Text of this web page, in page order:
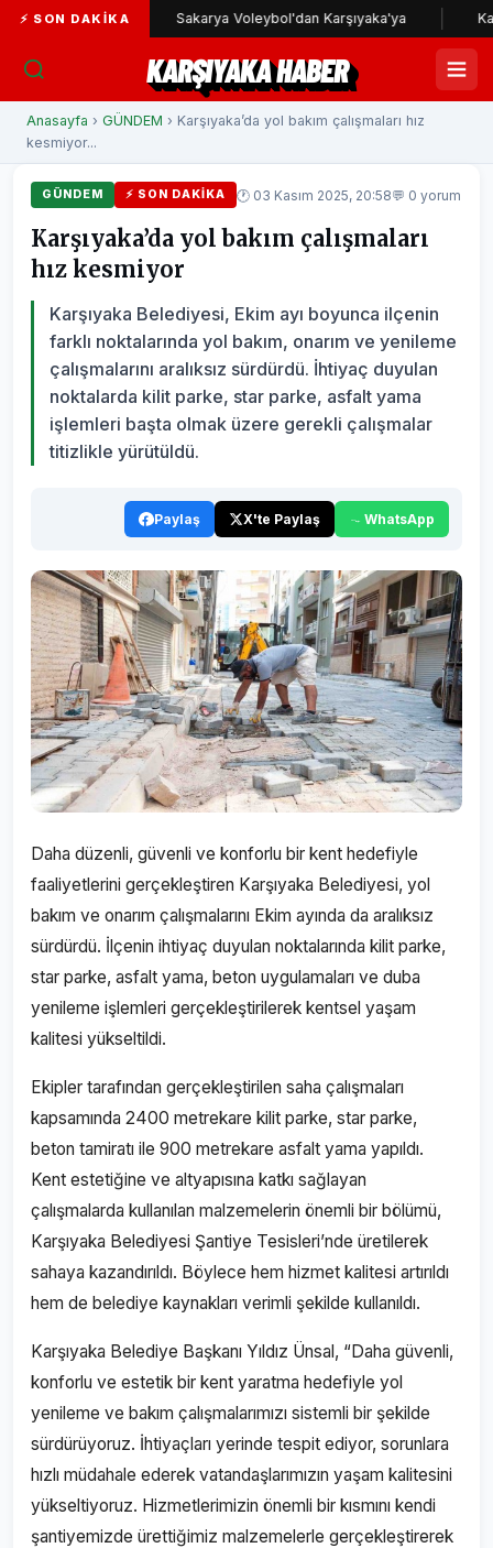
⚡ SON DAKIKASakarya Voleybol'dan Karşıyaka'ya
KARŞIYAKA HABER
Anasayfa › GÜNDEM › Karşıyaka’da yol bakım çalışmaları hız
kesmiyor...
GÜNDEM ⚡ SON DAKIKA 🕐 03 Kasım 2025, 20:58💬 0 yorum
Karşıyaka’da yol bakım çalışmaları
hız kesmiyor
Karşıyaka Belediyesi, Ekim ayı boyunca ilçenin
farklı noktalarında yol bakım, onarım ve yenileme
çalışmalarını aralıksız sürdürdü. İhtiyaç duyulan
noktalarda kilit parke, star parke, asfalt yama
işlemleri başta olmak üzere gerekli çalışmalar
titizlikle yürütüldü.
Paylaş X'te Paylaş WhatsApp
Daha düzenli, güvenli ve konforlu bir kent hedefiyle
faaliyetlerini gerçekleştiren Karşıyaka Belediyesi, yol
bakım ve onarım çalışmalarını Ekim ayında da aralıksız
sürdürdü. İlçenin ihtiyaç duyulan noktalarında kilit parke,
star parke, asfalt yama, beton uygulamaları ve duba
yenileme işlemleri gerçekleştirilerek kentsel yaşam
kalitesi yükseltildi.
Ekipler tarafından gerçekleştirilen saha çalışmaları
kapsamında 2400 metrekare kilit parke, star parke,
beton tamiratı ile 900 metrekare asfalt yama yapıldı.
Kent estetiğine ve altyapısına katkı sağlayan
çalışmalarda kullanılan malzemelerin önemli bir bölümü,
Karşıyaka Belediyesi Şantiye Tesisleri’nde üretilerek
sahaya kazandırıldı. Böylece hem hizmet kalitesi artırıldı
hem de belediye kaynakları verimli şekilde kullanıldı.
Karşıyaka Belediye Başkanı Yıldız Ünsal, “Daha güvenli,
konforlu ve estetik bir kent yaratma hedefiyle yol
yenileme ve bakım çalışmalarımızı sistemli bir şekilde
sürdürüyoruz. İhtiyaçları yerinde tespit ediyor, sorunlara
hızlı müdahale ederek vatandaşlarımızın yaşam kalitesini
yükseltiyoruz. Hizmetlerimizin önemli bir kısmını kendi
şantiyemizde ürettiğimiz malzemelerle gerçekleştirerek